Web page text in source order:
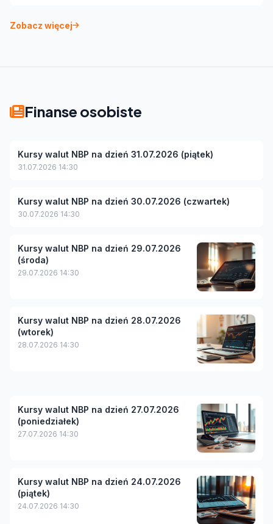
Zobacz więcej
Finanse osobiste
Kursy walut NBP na dzień 31.07.2026 (piątek)
31.07.2026 14:30
Kursy walut NBP na dzień 30.07.2026 (czwartek)
30.07.2026 14:30
Kursy walut NBP na dzień 29.07.2026
(środa)
29.07.2026 14:30
Kursy walut NBP na dzień 28.07.2026
(wtorek)
28.07.2026 14:30
Kursy walut NBP na dzień 27.07.2026
(poniedziałek)
27.07.2026 14:30
Kursy walut NBP na dzień 24.07.2026
(piątek)
24.07.2026 14:30